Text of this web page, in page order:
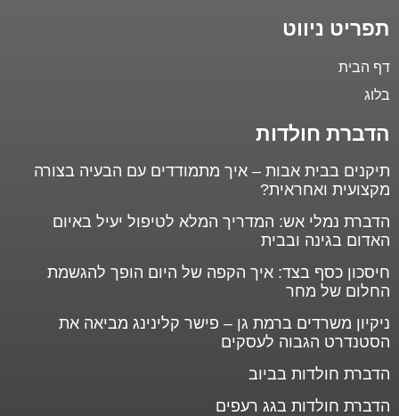
תפריט ניווט
דף הבית
בלוג
הדברת חולדות
תיקנים בבית אבות – איך מתמודדים עם הבעיה בצורה
מקצועית ואחראית?
הדברת נמלי אש: המדריך המלא לטיפול יעיל באיום
האדום בגינה ובבית
חיסכון כסף בצד: איך הקפה של היום הופך להגשמת
החלום של מחר
ניקיון משרדים ברמת גן – פישר קלינינג מביאה את
הסטנדרט הגבוה לעסקים
הדברת חולדות בביוב
הדברת חולדות בגג רעפים